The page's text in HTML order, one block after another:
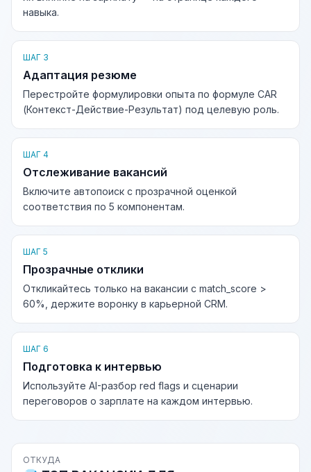
навыка.
ШАГ 3
Адаптация резюме
Перестройте формулировки опыта по формуле CAR
(Контекст-Действие-Результат) под целевую роль.
ШАГ 4
Отслеживание вакансий
Включите автопоиск с прозрачной оценкой
соответствия по 5 компонентам.
ШАГ 5
Прозрачные отклики
Откликайтесь только на вакансии с match_score >
60%, держите воронку в карьерной CRM.
ШАГ 6
Подготовка к интервью
Используйте AI-разбор red flags и сценарии
переговоров о зарплате на каждом интервью.
ОТКУДА